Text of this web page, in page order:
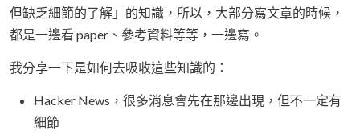
但缺乏細節的了解」的知識，所以，大部分寫文章的時候，
都是一邊看 paper、參考資料等等，一邊寫。
我分享一下是如何去吸收這些知識的：
Hacker News，很多消息會先在那邊出現，但不一定有
細節